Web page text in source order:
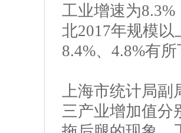
工业增速为
北2017年规模以
8.4%、4.8%有
上海市统计局副
三产业增加值分